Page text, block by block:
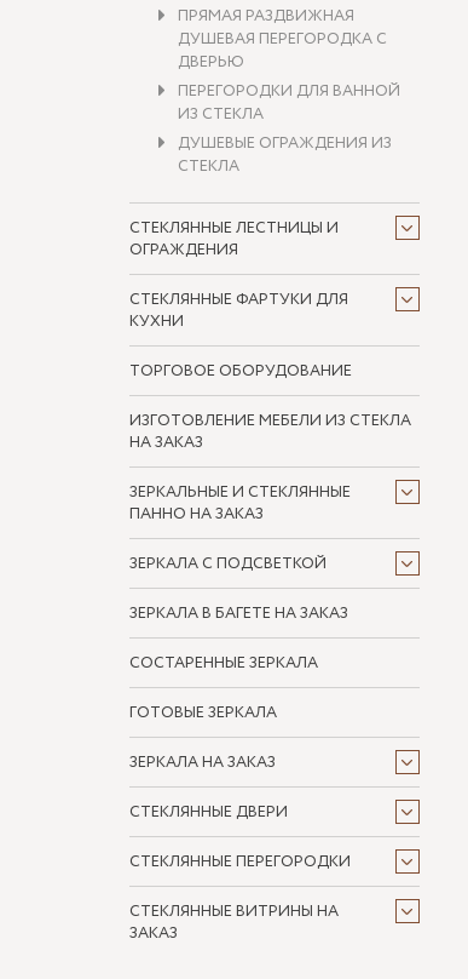
ПРЯМАЯ РАЗДВИЖНАЯ
ДУШЕВАЯ ПЕРЕГОРОДКА С
ДВЕРЬЮ
ПЕРЕГОРОДКИ ДЛЯ ВАННОЙ
ИЗ СТЕКЛА
ДУШЕВЫЕ ОГРАЖДЕНИЯ ИЗ
СТЕКЛА
СТЕКЛЯННЫЕ ЛЕСТНИЦЫ И
ОГРАЖДЕНИЯ
СТЕКЛЯННЫЕ ФАРТУКИ ДЛЯ
КУХНИ
ТОРГОВОЕ ОБОРУДОВАНИЕ
ИЗГОТОВЛЕНИЕ МЕБЕЛИ ИЗ СТЕКЛА
НА ЗАКАЗ
ЗЕРКАЛЬНЫЕ И СТЕКЛЯННЫЕ
ПАННО НА ЗАКАЗ
ЗЕРКАЛА С ПОДСВЕТКОЙ
ЗЕРКАЛА В БАГЕТЕ НА ЗАКАЗ
СОСТАРЕННЫЕ ЗЕРКАЛА
ГОТОВЫЕ ЗЕРКАЛА
ЗЕРКАЛА НА ЗАКАЗ
СТЕКЛЯННЫЕ ДВЕРИ
СТЕКЛЯННЫЕ ПЕРЕГОРОДКИ
СТЕКЛЯННЫЕ ВИТРИНЫ НА
ЗАКАЗ